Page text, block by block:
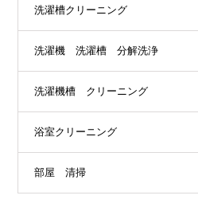
洗濯槽クリーニング
洗濯機 洗濯槽 分解洗浄
洗濯機槽 クリーニング
浴室クリーニング
部屋 清掃